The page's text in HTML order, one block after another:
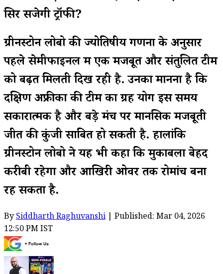
सिर सजेगी ट्रॉफी?
ग्रीनस्टोन लोबो की ज्योतिषीय गणना के अनुसार
पहले सेमीफाइनल में एक मजबूत और संतुलित टीम
को बढ़त मिलती दिख रही है. उनका मानना है कि
दक्षिण अफ्रीका की टीम का ग्रह योग इस समय
सकारात्मक है और बड़े मंच पर मानसिक मजबूती
जीत की कुंजी साबित हो सकती है. हालांकि
ग्रीनस्टोन लोबो ने यह भी कहा कि मुकाबला बेहद
करीबी रहेगा और आखिरी ओवर तक रोमांच बना
रह सकता है.
BySiddharth Raghuvanshi | Published: Mar 04, 2026
12:50 PM IST